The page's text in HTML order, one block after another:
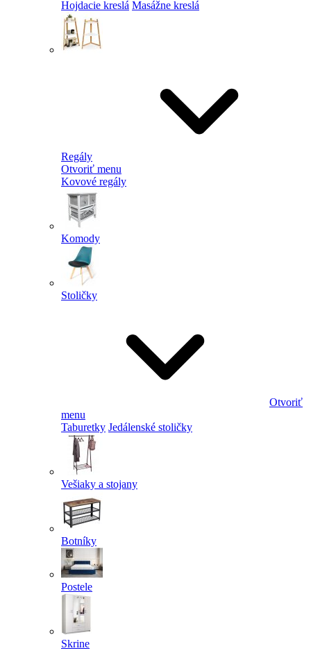
Hojdacie kreslá Masážne kreslá
Regály
Otvoriť menu
Kovové regály
Komody
Stoličky
Otvoriť
menu
Taburetky Jedálenské stoličky
Vešiaky a stojany
Botníky
Postele
Skrine